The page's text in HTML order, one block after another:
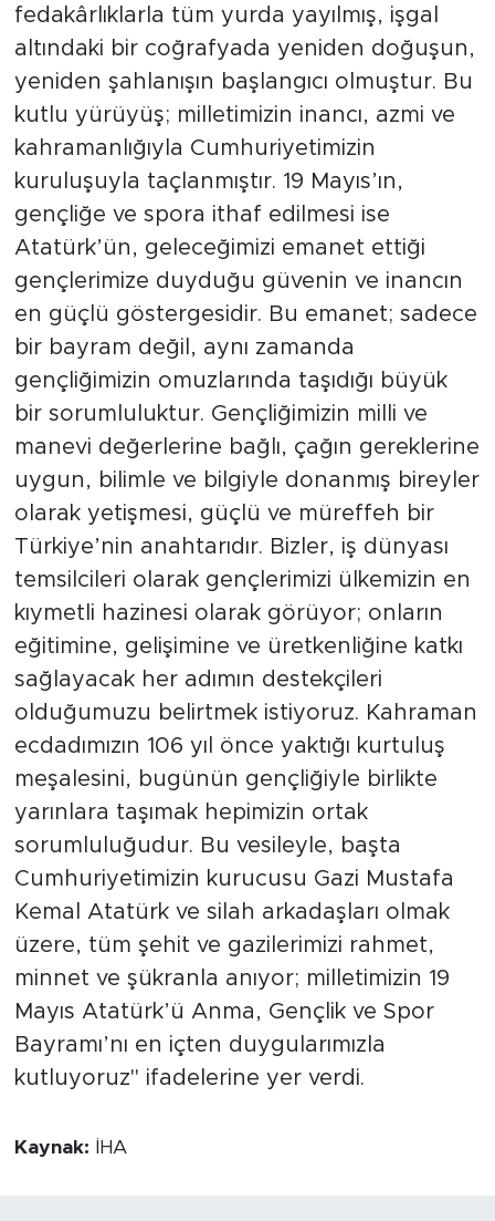
fedakârlıklarla tüm yurda yayılmış, işgal
altındaki bir coğrafyada yeniden doğuşun,
yeniden şahlanışın başlangıcı olmuştur. Bu
kutlu yürüyüş; milletimizin inancı, azmi ve
kahramanlığıyla Cumhuriyetimizin
kuruluşuyla taçlanmıştır. 19 Mayıs’ın,
gençliğe ve spora ithaf edilmesi ise
Atatürk’ün, geleceğimizi emanet ettiği
gençlerimize duyduğu güvenin ve inancın
en güçlü göstergesidir. Bu emanet; sadece
bir bayram değil, aynı zamanda
gençliğimizin omuzlarında taşıdığı büyük
bir sorumluluktur. Gençliğimizin milli ve
manevi değerlerine bağlı, çağın gereklerine
uygun, bilimle ve bilgiyle donanmış bireyler
olarak yetişmesi, güçlü ve müreffeh bir
Türkiye’nin anahtarıdır. Bizler, iş dünyası
temsilcileri olarak gençlerimizi ülkemizin en
kıymetli hazinesi olarak görüyor; onların
eğitimine, gelişimine ve üretkenliğine katkı
sağlayacak her adımın destekçileri
olduğumuzu belirtmek istiyoruz. Kahraman
ecdadımızın 106 yıl önce yaktığı kurtuluş
meşalesini, bugünün gençliğiyle birlikte
yarınlara taşımak hepimizin ortak
sorumluluğudur. Bu vesileyle, başta
Cumhuriyetimizin kurucusu Gazi Mustafa
Kemal Atatürk ve silah arkadaşları olmak
üzere, tüm şehit ve gazilerimizi rahmet,
minnet ve şükranla anıyor; milletimizin 19
Mayıs Atatürk’ü Anma, Gençlik ve Spor
Bayramı’nı en içten duygularımızla
kutluyoruz" ifadelerine yer verdi.
Kaynak: İHA